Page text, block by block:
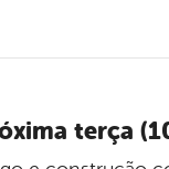
terça